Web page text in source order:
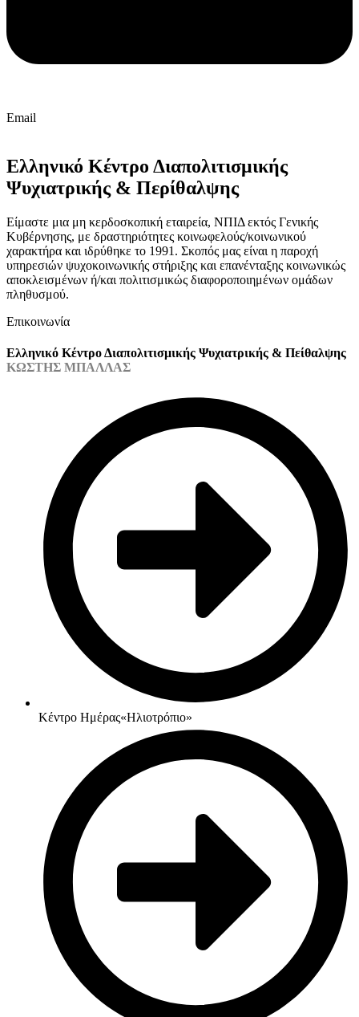
Email
Ελληνικό Κέντρο Διαπολιτισμικής
Ψυχιατρικής & Περίθαλψης
Είμαστε μια μη κερδοσκοπική εταιρεία, ΝΠΙΔ εκτός Γενικής
Κυβέρνησης, με δραστηριότητες κοινωφελούς/κοινωνικού
χαρακτήρα και ιδρύθηκε το 1991. Σκοπός μας είναι η παροχή
υπηρεσιών ψυχοκοινωνικής στήριξης και επανένταξης κοινωνικώς
αποκλεισμένων ή/και πολιτισμικώς διαφοροποιημένων ομάδων
πληθυσμού.
Επικοινωνία
Ελληνικό Κέντρο Διαπολιτισμικής Ψυχιατρικής & Πείθαλψης
ΚΩΣΤΗΣ ΜΠΑΛΛΑΣ
Κέντρο Ημέρας«Ηλιοτρόπιο»